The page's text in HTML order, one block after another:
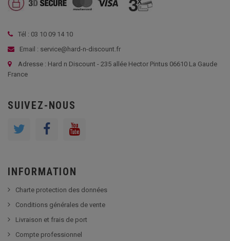
Tél : 03 10 09 14 10
Email : service@hard-n-discount.fr
Adresse : Hard n Discount - 235 allée Hector Pintus 06610 La Gaude
France
SUIVEZ-NOUS
INFORMATION
Charte protection des données
Conditions générales de vente
Livraison et frais de port
Compte professionnel